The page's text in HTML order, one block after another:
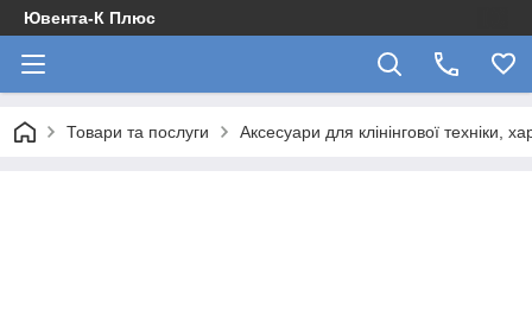
Ювента-К Плюс
Товари та послуги Аксесуари для клінінгової техніки,